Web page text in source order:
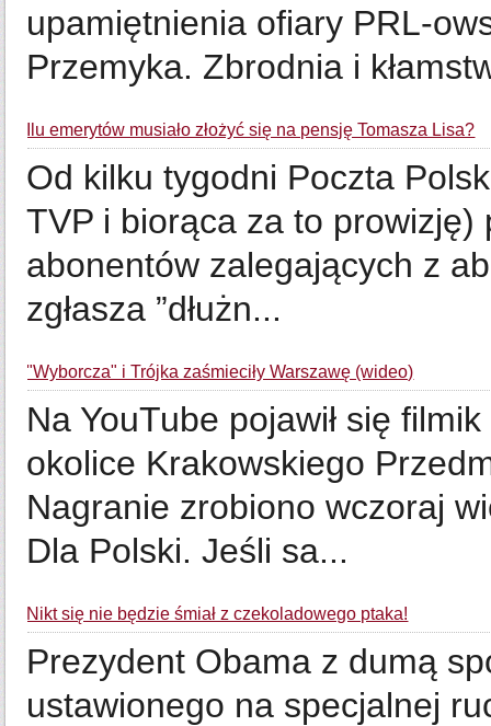
upamiętnienia ofiary PRL-
Przemyka. Zbrodnia i
Ilu emerytów musiało złożyć się na pensję Tomasza Lisa?
Od kilku tygodni Poczta
TVP i biorąca za to
abonentów zalegających z
zgłasza ”dłużn...
"Wyborcza" i Trójka zaśmieciły Warszawę (wideo)
Na YouTube pojawił się
okolice Krakowskiego
Nagranie zrobiono wczoraj
Dla Polski. Jeśli sa...
Nikt się nie będzie śmiał z czekoladowego ptaka!
Prezydent Obama z dumą
ustawionego na specjalnej